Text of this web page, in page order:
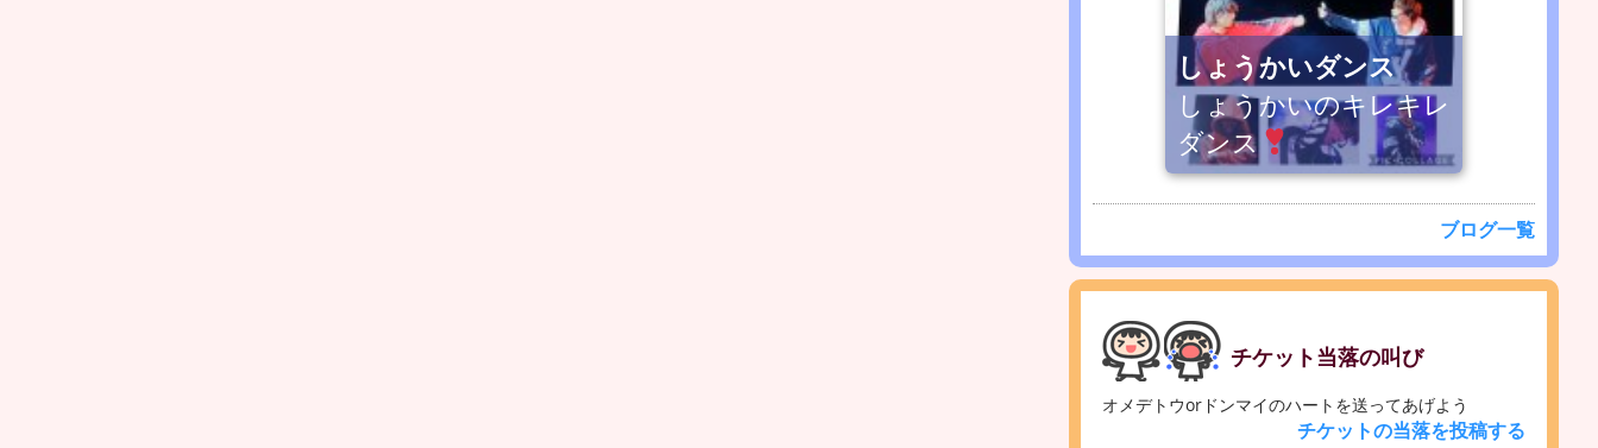
しょうかいダンス
しょうかいのキレキレ
ダンス
ブログ一覧
チケット当落の叫び
オメデトウorドンマイのハートを送ってあげよう
チケットの当落を投稿する